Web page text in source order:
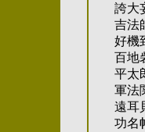
誇大
吉法
好機
百地
平太
軍法
遠耳
功名帖